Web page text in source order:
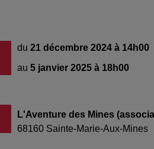
du 21 décembre 2024 à 14h00
au 5 janvier 2025 à 18h00
L'Aventure des Mines
68160 Sainte-Marie-Aux-Mines